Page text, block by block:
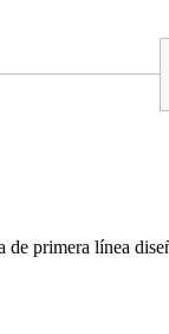
primera línea